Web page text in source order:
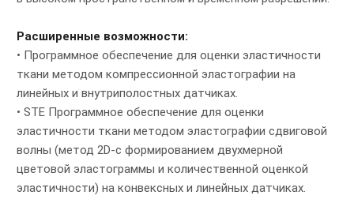
Расширенные возможности:
• Программное обеспечение для оценки эластичности
ткани методом компрессионной эластографии на
линейных и внутриполостных датчиках.
• STE Программное обеспечение для оценки
эластичности ткани методом эластографии сдвиговой
волны (метод 2D-с формированием двухмерной
цветовой эластограммы и количественной оценкой
эластичности) на конвексных и линейных датчиках.